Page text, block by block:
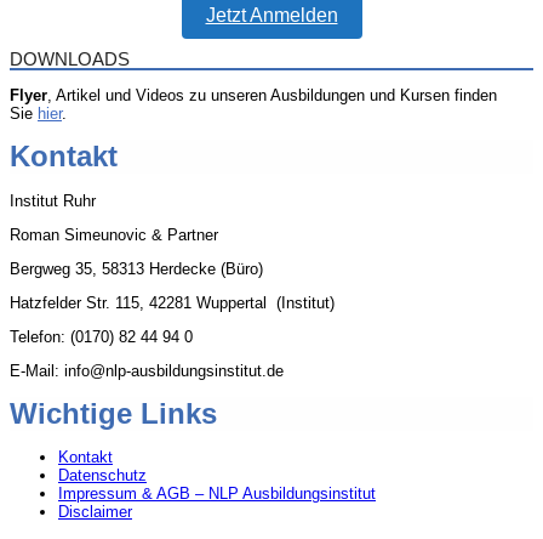
Jetzt Anmelden
DOWNLOADS
Flyer , Artikel und Videos zu unseren Ausbildungen und Kursen finden
Sie hier.
Kontakt
Institut Ruhr
Roman Simeunovic & Partner
Bergweg 35, 58313 Herdecke (Büro)
Hatzfelder Str. 115, 42281 Wuppertal (Institut)
Telefon: (0170) 82 44 94 0
E-Mail: info@nlp-ausbildungsinstitut.de
Wichtige Links
Kontakt
Datenschutz
Impressum & AGB – NLP Ausbildungsinstitut
Disclaimer